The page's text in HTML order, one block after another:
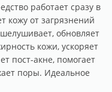
работает сразу в
кожу от загрязнений
обновляет
кожи, ускоряет
пост-акне, помогает
поры. Идеальное